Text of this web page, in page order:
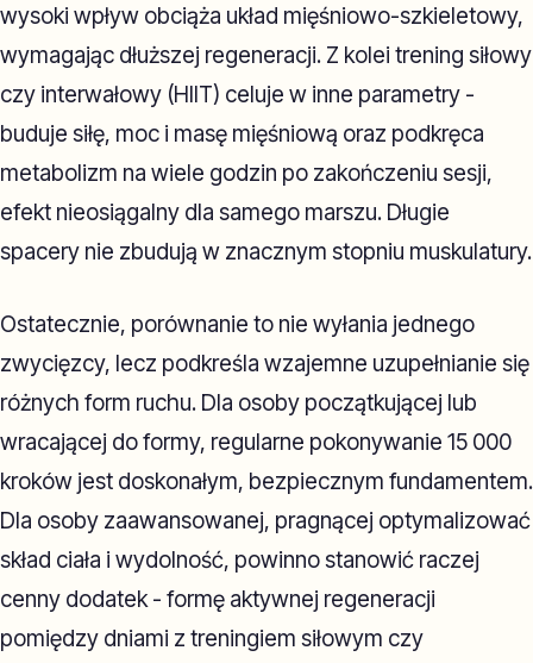
wysoki wpływ obciąża układ mięśniowo-szkieletowy,
wymagając dłuższej regeneracji. Z kolei trening siłowy
czy interwałowy (HIIT) celuje w inne parametry -
buduje siłę, moc i masę mięśniową oraz podkręca
metabolizm na wiele godzin po zakończeniu sesji,
efekt nieosiągalny dla samego marszu. Długie
spacery nie zbudują w znacznym stopniu muskulatury.
Ostatecznie, porównanie to nie wyłania jednego
zwycięzcy, lecz podkreśla wzajemne uzupełnianie się
różnych form ruchu. Dla osoby początkującej lub
wracającej do formy, regularne pokonywanie 15 000
kroków jest doskonałym, bezpiecznym fundamentem.
Dla osoby zaawansowanej, pragnącej optymalizować
skład ciała i wydolność, powinno stanowić raczej
cenny dodatek - formę aktywnej regeneracji
pomiędzy dniami z treningiem siłowym czy